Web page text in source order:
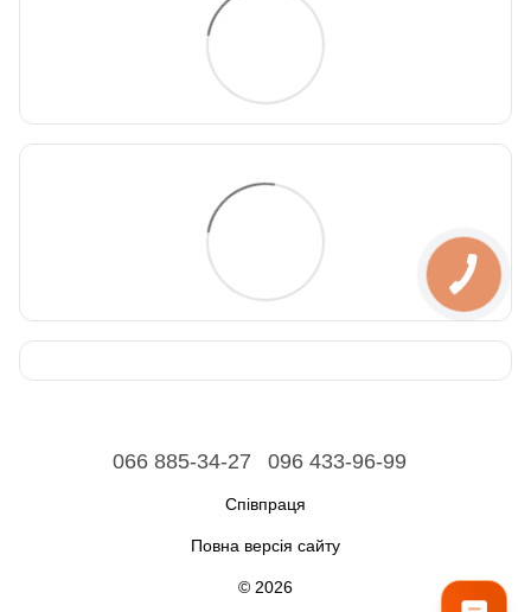
066 885-34-27 096 433-96-99
Співпраця
Повна версія сайту
© 2026